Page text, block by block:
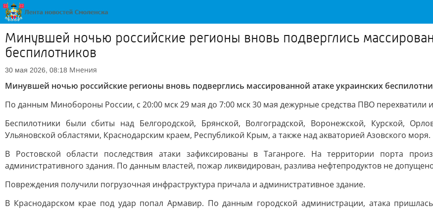
Минувшей ночью российские регионы вновь подверглись
беспилотников
30 мая 2026, 08:18 Мнения
Минувшей ночью российские регионы вновь подверглись массированной атаке украинских
По данным Минобороны России, с 20:00 мск 29 мая до 7:00 мск 30 мая дежурные средства ПВО перехватили
Беспилотники были сбиты над Белгородской, Брянской, Волгоградской, Воронежской, Курской,
Ульяновской областями, Краснодарским краем, Республикой Крым, а также над акваторией Азовского моря.
В Ростовской области последствия атаки зафиксированы в Таганроге. На территории порта
административного здания. По данным властей, пожар ликвидирован, разлива нефтепродуктов не
Повреждения получили погрузочная инфраструктура причала и административное здание.
В Краснодарском крае под удар попал Армавир. По данным городской администрации, атака